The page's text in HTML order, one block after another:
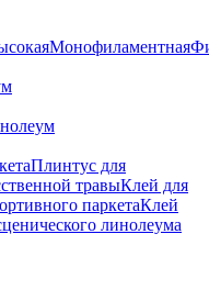
Монофиламентная
Плинтус для
травыКлей для
паркетаКлей
линолеума